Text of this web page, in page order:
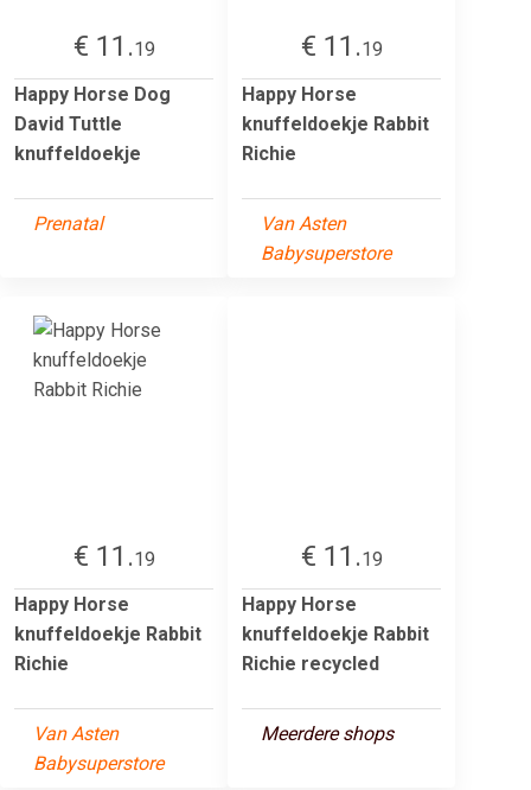
€ 11.19
Happy Horse Dog
David Tuttle
knuffeldoekje
Prenatal
€ 11.19
Happy Horse
knuffeldoekje Rabbit
Richie
Van Asten
Babysuperstore
€ 11.19
Happy Horse
knuffeldoekje Rabbit
Richie
Van Asten
Babysuperstore
€ 11.19
Happy Horse
knuffeldoekje Rabbit
Richie recycled
Meerdere shops